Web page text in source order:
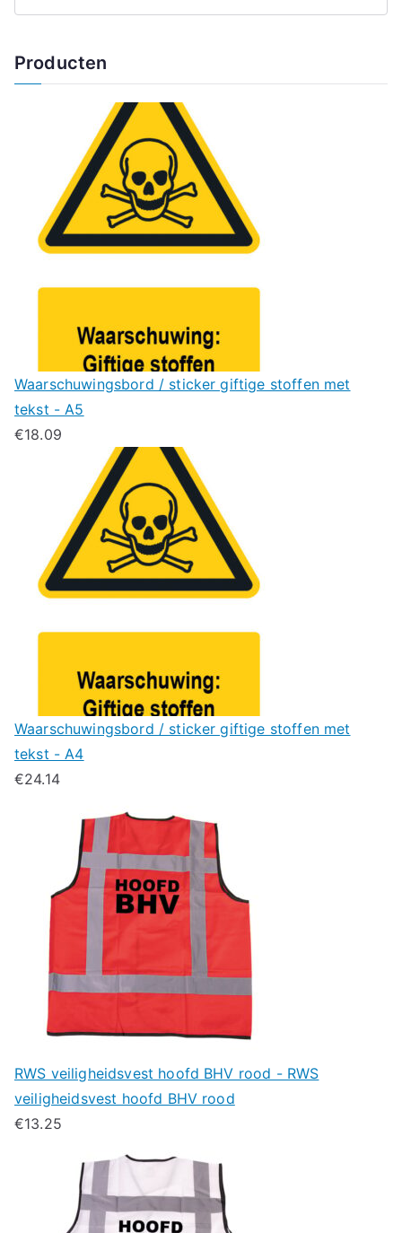
Producten
Waarschuwingsbord / sticker giftige stoffen met
tekst - A5
€18.09
Waarschuwingsbord / sticker giftige stoffen met
tekst - A4
€24.14
RWS veiligheidsvest hoofd BHV rood - RWS
veiligheidsvest hoofd BHV rood
€13.25